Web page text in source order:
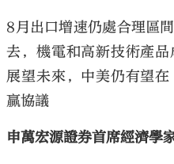
8月出口增速仍處合理區
去，機電和高新技術產品
展望未來，中美仍有望
贏協議
申萬宏源證券首席經濟學